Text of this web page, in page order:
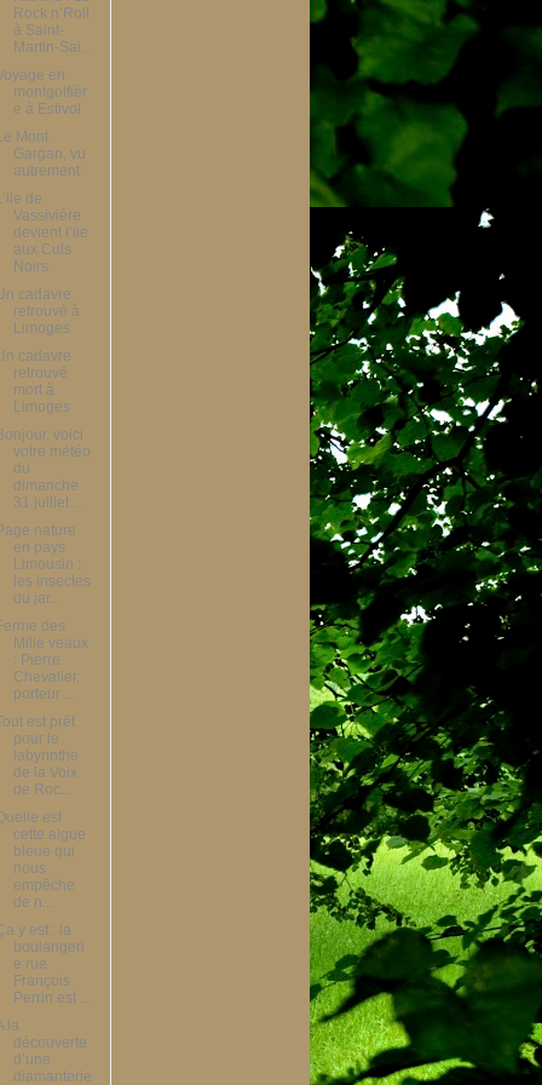
Rock n’Roll
à Saint-
Martin-Sai...
en
montgolfièr
e à Estivol
Mont
Gargan, vu
autrement
de
Vassivière
devient l’ile
aux Culs
Noirs
cadavre
retrouvé à
Limoges
cadavre
retrouvé
mort à
Limoges
voici
votre météo
du
dimanche
31 juillet ...
nature
en pays
Limousin :
les insectes
du jar...
des
Mille veaux
: Pierre
Chevalier,
porteur ...
est prêt
pour le
labyrinthe
de la Voix
de Roc...
est
cette algue
bleue qui
nous
empêche
de n...
y est : la
boulangeri
e rue
François
Perrin est ...
la
découverte
d’une
diamanterie